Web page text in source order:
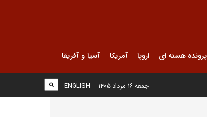
پرونده هسته ای اروپا آمریکا آسیا و آفریقا
ENGLISH جمعه ۱۶ مرداد ۱۴۰۵